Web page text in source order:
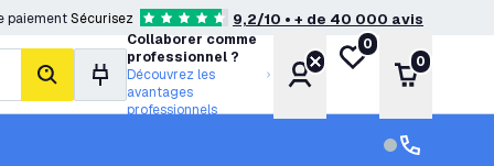
paiementSécurisez 4.6 étoiles de notation9,2/10 • + de 40 000 avis
rechercher
Collaborer comme
professionnel ?
Découvrez les
avantages
professionnels
Compte
Ma liste de
0
Panier
0
Service
Service client